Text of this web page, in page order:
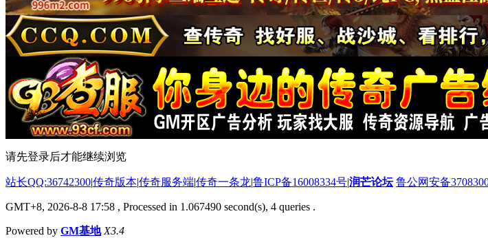
请先登录后才能继续浏览
站长QQ:36742300|传奇版本|传奇服务端|传奇一条龙|鲁ICP备16008334号|润芒论坛 鲁公网安备
GMT+8, 2026-8-8 17:58 , Processed in 1.067490 second(s), 4 queries .
Powered by GM基地 X3.4